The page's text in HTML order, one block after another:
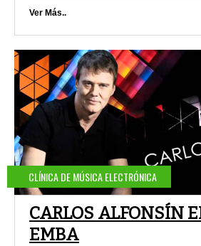
Ver Más..
CLÍNICA DE MÚSICA ELECTRÓNICA
CARLOS ALFONSÍN
EMBA